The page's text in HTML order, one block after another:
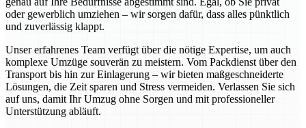
oder gewerblich umziehen – wir sorgen dafür, dass alles pünktlich
und zuverlässig klappt.
Unser erfahrenes Team verfügt über die nötige Expertise, um auch
komplexe Umzüge souverän zu meistern. Vom Packdienst über den
Transport bis hin zur Einlagerung – wir bieten maßgeschneiderte
Lösungen, die Zeit sparen und Stress vermeiden. Verlassen Sie sich
auf uns, damit Ihr Umzug ohne Sorgen und mit professioneller
Unterstützung abläuft.